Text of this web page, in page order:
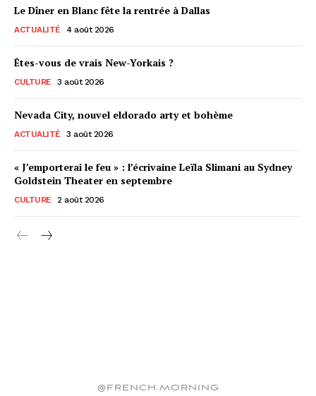
Le Dîner en Blanc fête la rentrée à Dallas
ACTUALITÉ 4 août 2026
Êtes-vous de vrais New-Yorkais ?
CULTURE 3 août 2026
Nevada City, nouvel eldorado arty et bohème
ACTUALITÉ 3 août 2026
« J’emporterai le feu » : l’écrivaine Leïla Slimani au Sydney
Goldstein Theater en septembre
CULTURE 2 août 2026
@FRENCH.MORNING